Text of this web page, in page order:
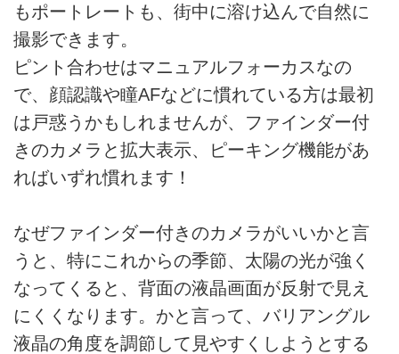
もポートレートも、街中に溶け込んで自然に
撮影できます。
ピント合わせはマニュアルフォーカスなの
で、顔認識や瞳AFなどに慣れている方は最初
は戸惑うかもしれませんが、ファインダー付
きのカメラと拡大表示、ピーキング機能があ
ればいずれ慣れます！
なぜファインダー付きのカメラがいいかと言
うと、特にこれからの季節、太陽の光が強く
なってくると、背面の液晶画面が反射で見え
にくくなります。かと言って、バリアングル
液晶の角度を調節して見やすくしようとする